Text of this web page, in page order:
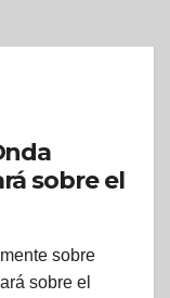
sobre el
este
sobre
sobre el